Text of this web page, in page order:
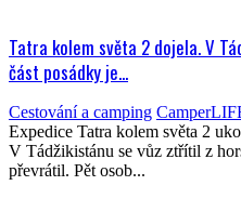
Tatra kolem světa 2 dojela. V
část posádky je...
Cestování a camping
Expedice Tatra kolem světa 2
V Tádžikistánu se vůz ztřítil z
převrátil. Pět osob...